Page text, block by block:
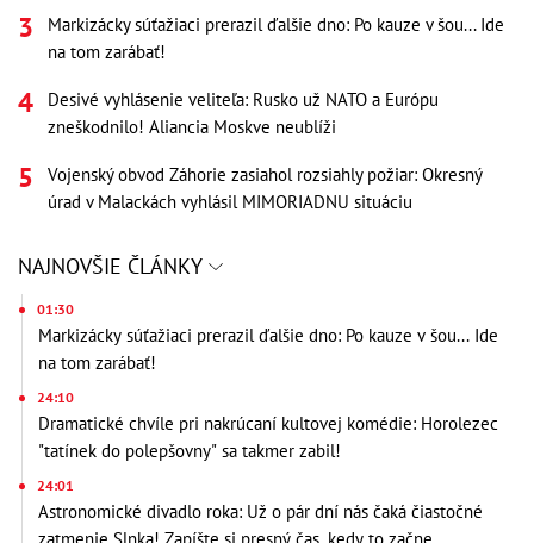
Markizácky súťažiaci prerazil ďalšie dno: Po kauze v šou... Ide
na tom zarábať!
Desivé vyhlásenie veliteľa: Rusko už NATO a Európu
zneškodnilo! Aliancia Moskve neublíži
Vojenský obvod Záhorie zasiahol rozsiahly požiar: Okresný
úrad v Malackách vyhlásil MIMORIADNU situáciu
NAJNOVŠIE ČLÁNKY
01:30
Markizácky súťažiaci prerazil ďalšie dno: Po kauze v šou... Ide
na tom zarábať!
24:10
Dramatické chvíle pri nakrúcaní kultovej komédie: Horolezec
"tatínek do polepšovny" sa takmer zabil!
24:01
Astronomické divadlo roka: Už o pár dní nás čaká čiastočné